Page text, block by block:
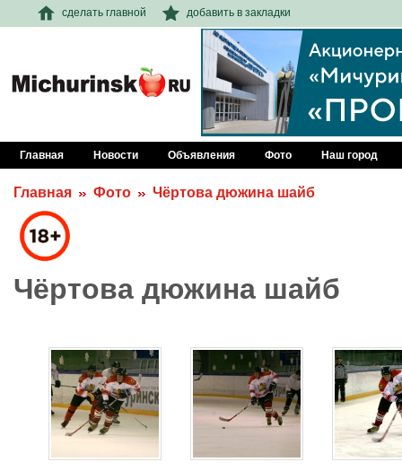
сделать главной добавить в закладки
Главная Новости Объявления Фото Наш город
Главная Фото Чёртова дюжина шайб
Чёртова дюжина шайб